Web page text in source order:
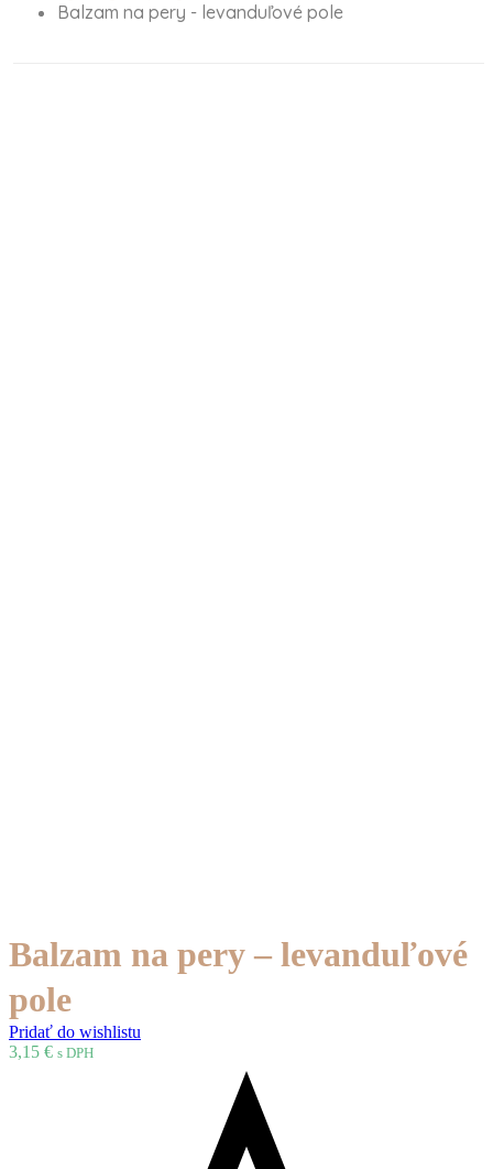
Balzam na pery - levanduľové pole
Balzam na pery – levanduľové
pole
Pridať do wishlistu
3,15 € s DPH